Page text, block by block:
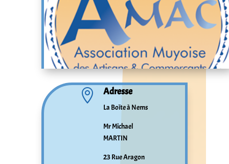
 Adresse
La Boîte à Nems
Mr Michael
MARTIN
23 Rue Aragon